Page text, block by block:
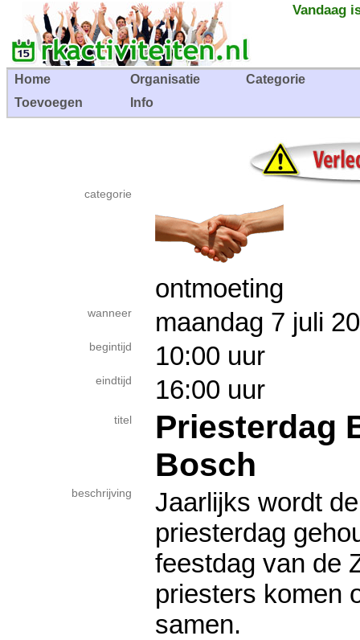
Vandaag
Home Organisatie
Categorie
Toevoegen
Info
categorie
ontmoeting
wanneer maandag 7 juli
begintijd 10:00 uur
eindtijd 16:00 uur
titel
Priesterdag
Bosch
beschrijving
Jaarlijks wordt
priesterdag
feestdag van de
priesters komen
samen.